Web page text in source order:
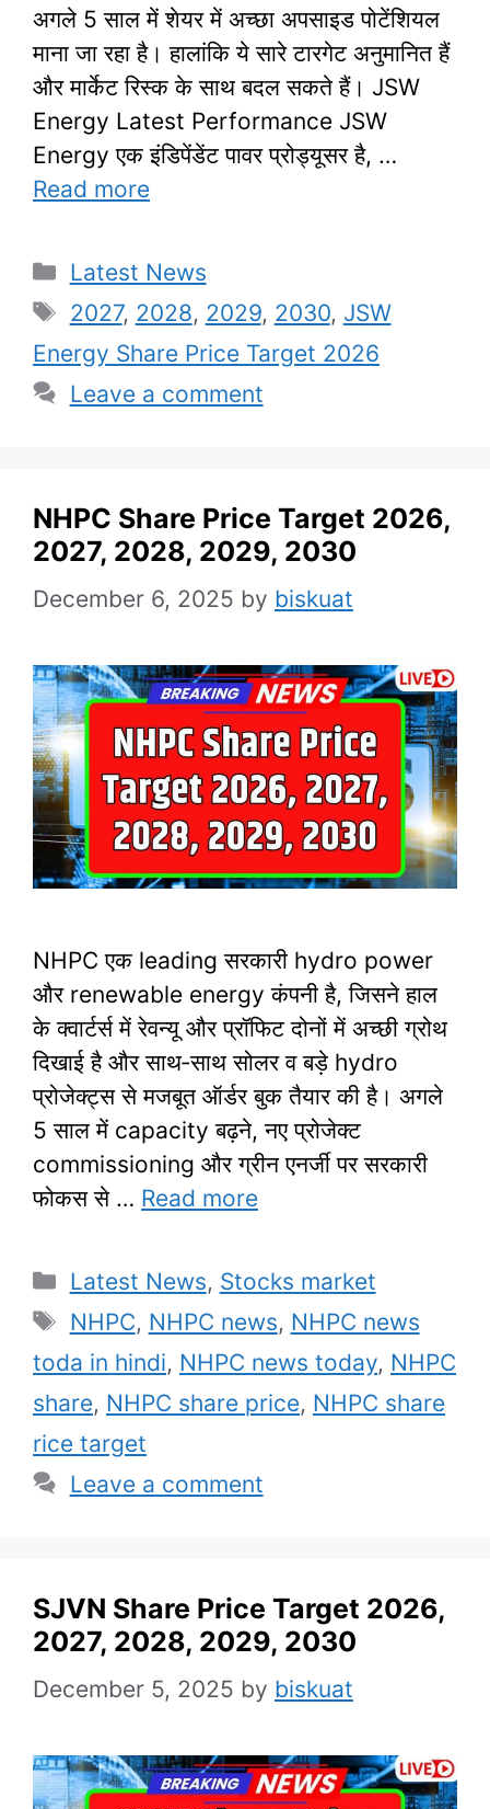
अगले 5 साल में शेयर में अच्छा अपसाइड पोटेंशियल
माना जा रहा है। हालांकि ये सारे टारगेट अनुमानित हैं
और मार्केट रिस्क के साथ बदल सकते हैं। JSW
Energy Latest Performance JSW
Energy एक इंडिपेंडेंट पावर प्रोड्यूसर है, …
Read more
Categories
Latest News
Tags
2027, 2028, 2029, 2030, JSW
Energy Share Price Target 2026
Leave a comment
NHPC Share Price Target 2026,
2027, 2028, 2029, 2030
December 6, 2025 by biskuat
NHPC एक leading सरकारी hydro power
और renewable energy कंपनी है, जिसने हाल
के क्वार्टर्स में रेवन्यू और प्रॉफिट दोनों में अच्छी ग्रोथ
दिखाई है और साथ‑साथ सोलर व बड़े hydro
प्रोजेक्ट्स से मजबूत ऑर्डर बुक तैयार की है। अगले
5 साल में capacity बढ़ने, नए प्रोजेक्ट
commissioning और ग्रीन एनर्जी पर सरकारी
फोकस से … Read more
Categories
Latest News, Stocks market
Tags
NHPC, NHPC news, NHPC news
toda in hindi, NHPC news today, NHPC
share, NHPC share price, NHPC share
rice target
Leave a comment
SJVN Share Price Target 2026,
2027, 2028, 2029, 2030
December 5, 2025 by biskuat